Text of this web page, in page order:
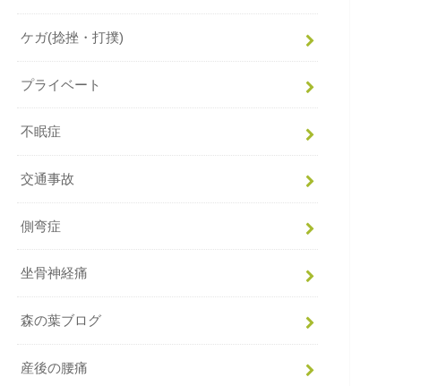
ケガ(捻挫・打撲)
プライベート
不眠症
交通事故
側弯症
坐骨神経痛
森の葉ブログ
産後の腰痛